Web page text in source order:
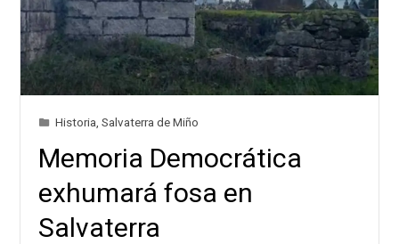
Historia ,Salvaterra de Miño
Memoria Democrática
exhumará fosa en
Salvaterra